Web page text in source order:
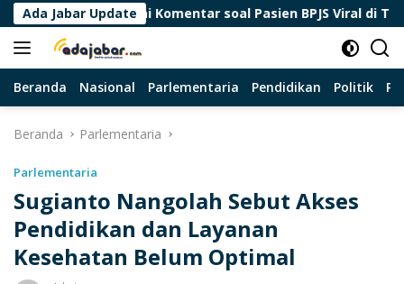
Langsung
ke
konten
Ada Jabar Update
Usai Komentar soal Pasien BPJS Viral di Threads
Beranda Nasional Parlementaria Pendidikan Politik
Beranda Parlementaria
Parlementaria
Sugianto Nangolah Sebut Akses
Pendidikan dan Layanan
Kesehatan Belum Optimal